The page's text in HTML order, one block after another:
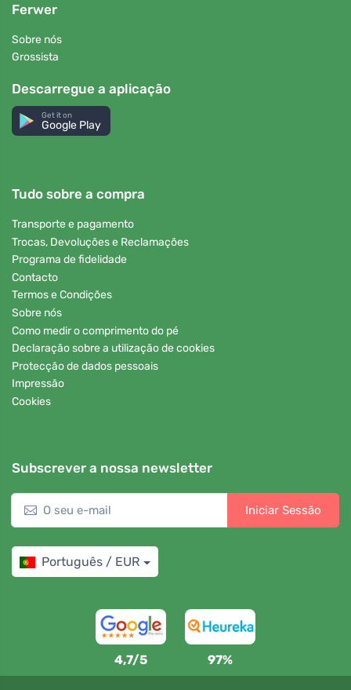
Ferwer
Sobre nós
Grossista
Descarregue a aplicação
Get it on
Google Play
Tudo sobre a compra
Transporte e pagamento
Trocas, Devoluções e Reclamações
Programa de fidelidade
Contacto
Termos e Condições
Sobre nós
Como medir o comprimento do pé
Declaração sobre a utilização de cookies
Protecção de dados pessoais
Impressão
Cookies
Subscrever a nossa newsletter
Iniciar Sessão
Português / EUR
4,7/5 97%